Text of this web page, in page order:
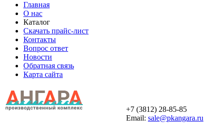
Главная
О нас
Каталог
Скачать прайс-лист
Контакты
Вопрос ответ
Новости
Обратная связь
Карта сайта
+7 (3812) 28-85-85
Email: sale@pkangara.ru